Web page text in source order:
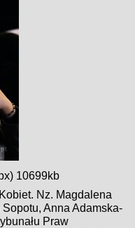
10699kb
Nz. Magdalena
Anna Adamska-
Praw